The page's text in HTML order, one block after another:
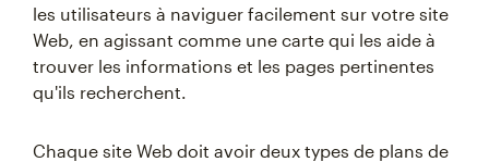
les utilisateurs à naviguer facilement sur votre site
Web, en agissant comme une carte qui les aide à
trouver les informations et les pages pertinentes
qu'ils recherchent.
Chaque site Web doit avoir deux types de plans de